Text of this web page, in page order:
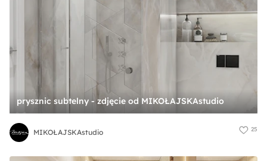
prysznic subtelny - zdjęcie od MIKOŁAJSKAstudio
MIKOŁAJSKAstudio 25